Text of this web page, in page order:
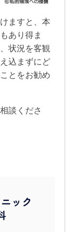
ますと、本
あり得ま
状況を客観
込まずにど
とをお勧め
談くださ
ック